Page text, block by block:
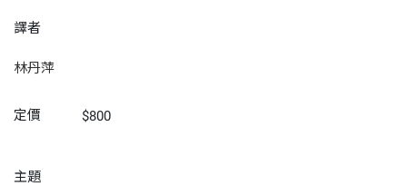
譯者
林丹萍
定價 $800
主題